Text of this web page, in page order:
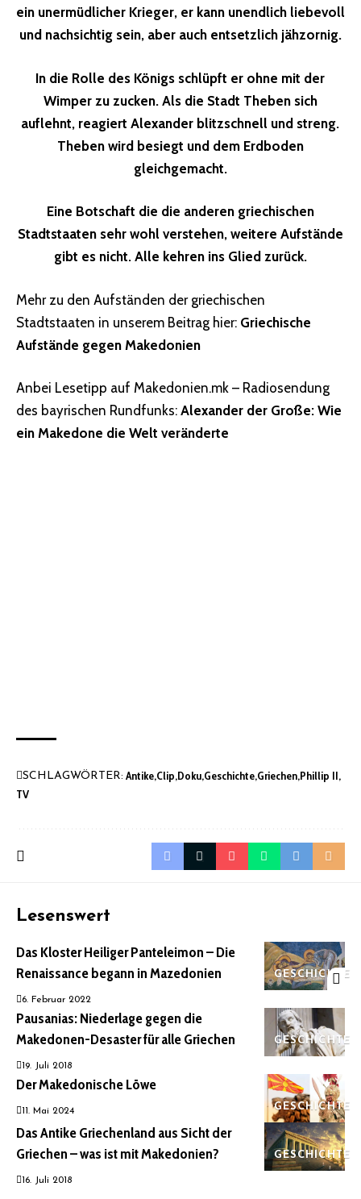
ein unermüdlicher Krieger, er kann unendlich liebevoll
und nachsichtig sein, aber auch entsetzlich jähzornig.
In die Rolle des Königs schlüpft er ohne mit der
Wimper zu zucken. Als die Stadt Theben sich
auflehnt, reagiert Alexander blitzschnell und streng.
Theben wird besiegt und dem Erdboden
gleichgemacht.
Eine Botschaft die die anderen griechischen
Stadtstaaten sehr wohl verstehen, weitere Aufstände
gibt es nicht. Alle kehren ins Glied zurück.
Mehr zu den Aufständen der griechischen
Stadtstaaten in unserem Beitrag hier: Griechische
Aufstände gegen Makedonien
Anbei Lesetipp auf Makedonien.mk – Radiosendung
des bayrischen Rundfunks: Alexander der Große: Wie
ein Makedone die Welt veränderte
SCHLAGWÖRTER: Antike Clip Doku Geschichte Griechen Phillip II
TV
Lesenswert
GESCHICHTE
Das Kloster Heiliger Panteleimon – Die
Renaissance begann in Mazedonien
6. Februar 2022
GESCHICHTE
Pausanias: Niederlage gegen die
Makedonen-Desaster für alle Griechen
19. Juli 2018
GESCHICHTE
Der Makedonische Löwe
11. Mai 2024
GESCHICHTE
Das Antike Griechenland aus Sicht der
Griechen – was ist mit Makedonien?
16. Juli 2018